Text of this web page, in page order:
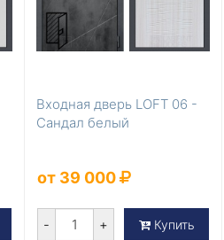
Входная дверь LOFT 06 -
Сандал белый
от 39 000
- + Купить